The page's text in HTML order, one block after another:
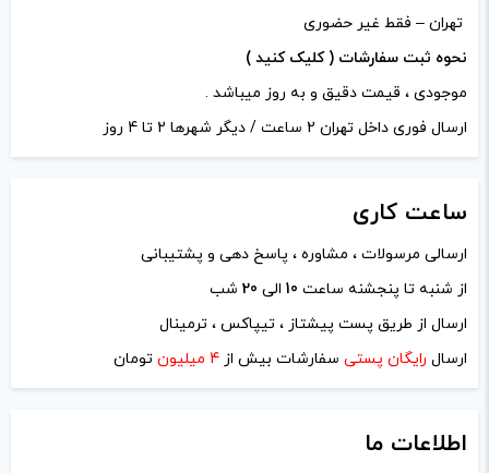
امتیاز شما*
تهران – فقط غیر حضوری
نحوه ثبت سفارشات ( کلیک کنید )
موجودی ، قیمت دقیق و به روز میباشد .
ارسال فوری داخل تهران 2 ساعت / دیگر شهرها 2 تا 4 روز
ساعت کاری
ارسالی مرسولات ، مشاوره ، پاسخ دهی و پشتیبانی
از شنبه تا پنجشنه ساعت 10 الی 20 شب
ارسال از طریق پست پیشتاز ، تیپاکس ، ترمینال
ارسال رایگان پستی سفارشات بیش از 4 میلیون تومان
اطلاعات ما